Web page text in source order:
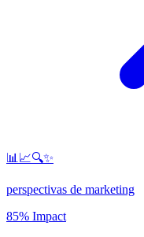
📊📈🔍✨
perspectivas de marketing
85% Impact